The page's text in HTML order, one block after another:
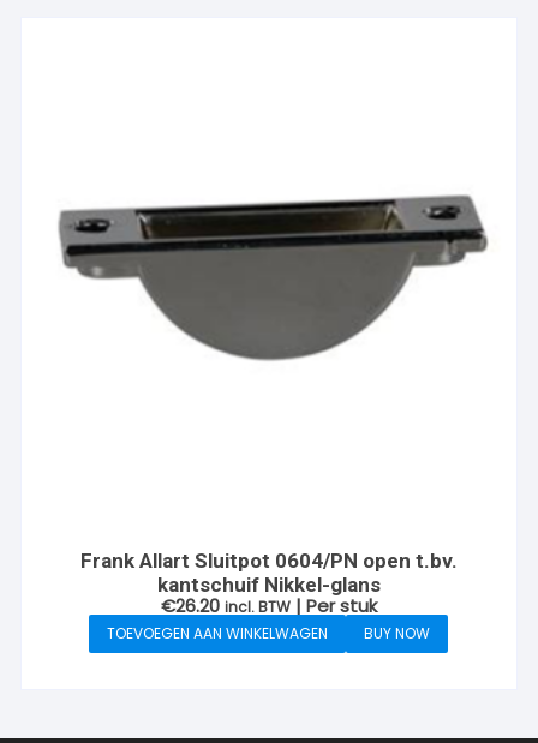
Frank Allart Sluitpot 0604/PN open t.bv.
kantschuif Nikkel-glans
€26.20 incl. BTW | Per stuk
TOEVOEGEN AAN WINKELWAGEN BUY NOW